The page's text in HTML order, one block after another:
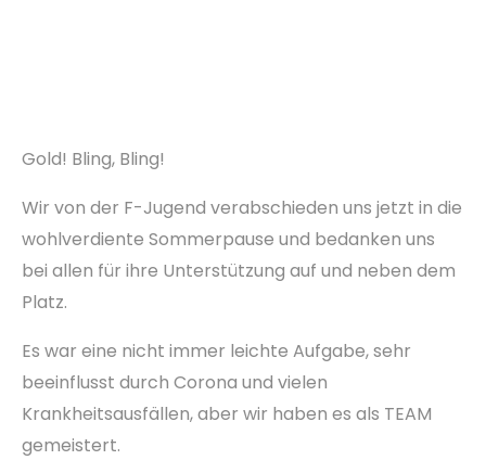
Gold! Bling, Bling!
Wir von der F-Jugend verabschieden uns jetzt in die
wohlverdiente Sommerpause und bedanken uns
bei allen für ihre Unterstützung auf und neben dem
Platz.
Es war eine nicht immer leichte Aufgabe, sehr
beeinflusst durch Corona und vielen
Krankheitsausfällen, aber wir haben es als TEAM
gemeistert.